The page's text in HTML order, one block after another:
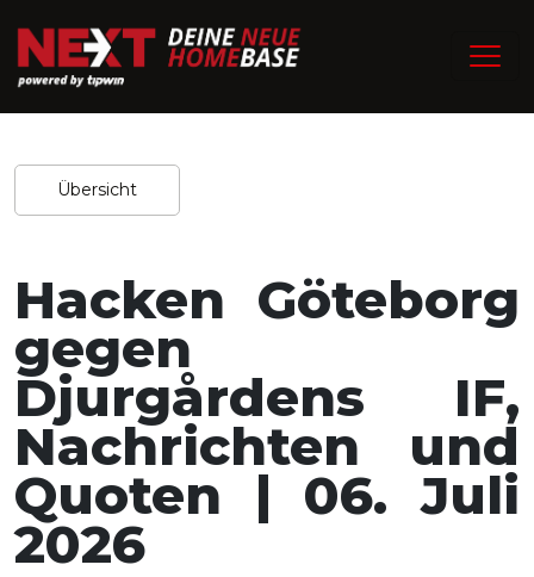
Home/Experten-Tipps
Redaktion / 02.07.2026
Teilen
Übersicht
Hacken Göteborg
gegen
Djurgårdens IF,
Nachrichten und
Quoten | 06. Juli
2026